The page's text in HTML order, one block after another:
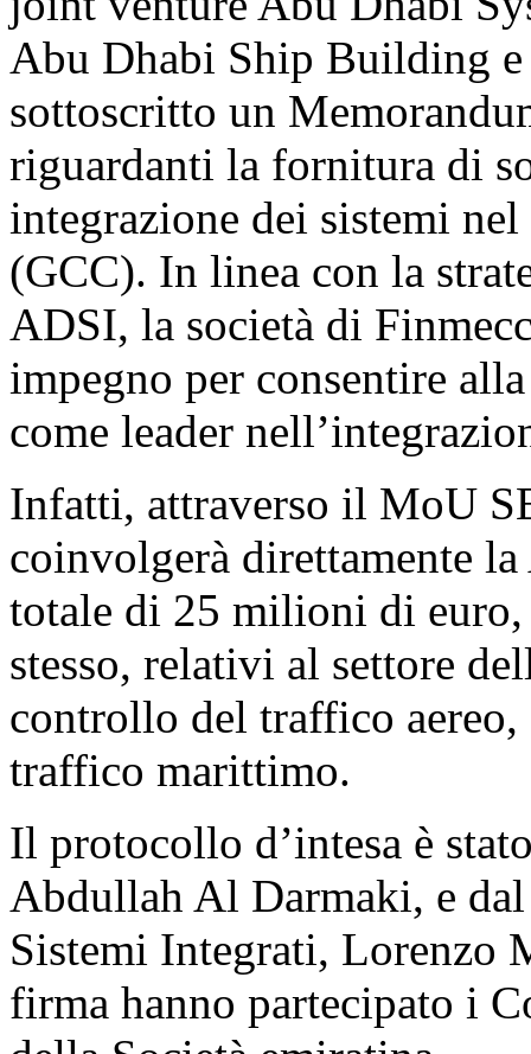
Abu Dhabi Ship Building
sottoscritto un
riguardanti la fornitura di
integrazione dei sistemi
(GCC). In linea con la
ADSI, la società di
impegno per consentire
come leader
Infatti, attraverso il MoU
coinvolgerà direttamente
totale di 25 milioni di
stesso, relativi al settore
controllo del traffico
traffico marittimo.
Il protocollo d’intesa è
Abdullah Al Darmaki, e
Sistemi Integrati, Lorenzo
firma hanno partecipato i